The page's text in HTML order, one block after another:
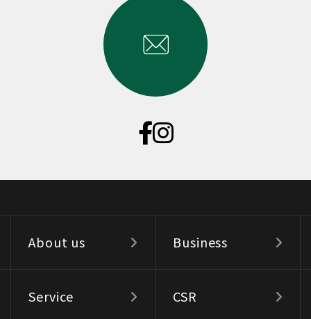
About us Business
Service CSR